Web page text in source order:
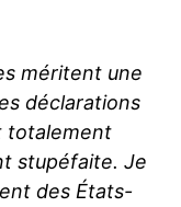
méritent une
déclarations
totalement
stupéfaite. Je
des États-